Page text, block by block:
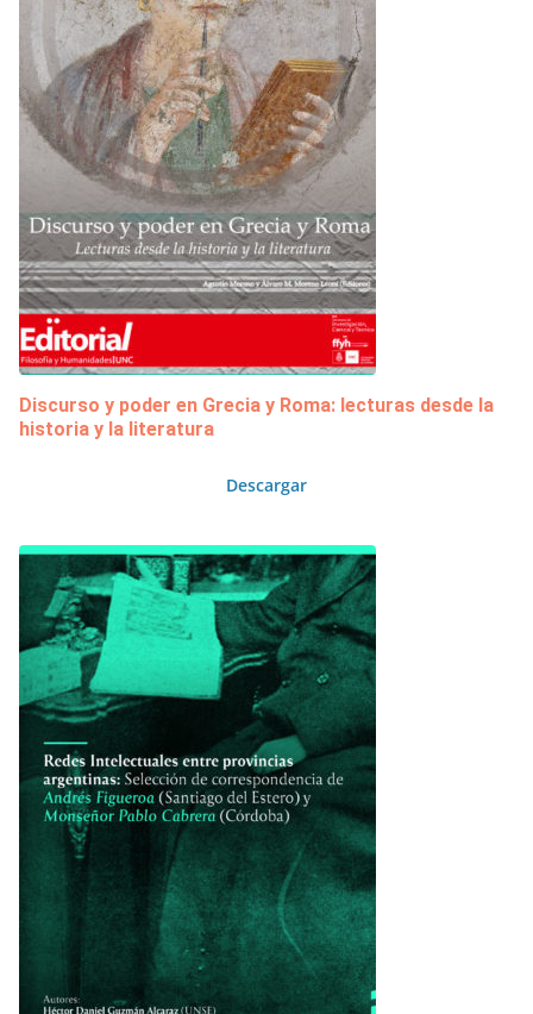
Discurso y poder en Grecia y Roma: lecturas desde la
historia y la literatura
Descargar